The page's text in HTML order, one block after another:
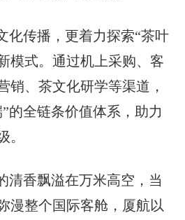
化传播，更着力探索“茶叶
模式。通过机上采购、客
销、茶文化研学等渠道，
的全链条价值体系，助力
。
清香飘溢在万米高空，当
漫整个国际客舱，厦航以